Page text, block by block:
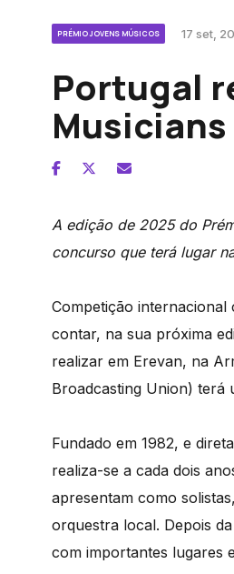
PRÉMIO JOVENS MÚSICOS 17 set,
Portugal
A edição de 2025 do
concurso que terá lugar
Competição internacional
contar, na sua próxima
realizar em Erevan, na
Broadcasting Union) terá
Fundado em 1982, e
realiza-se a cada dois
apresentam como
orquestra local. Depois
com importantes lugares